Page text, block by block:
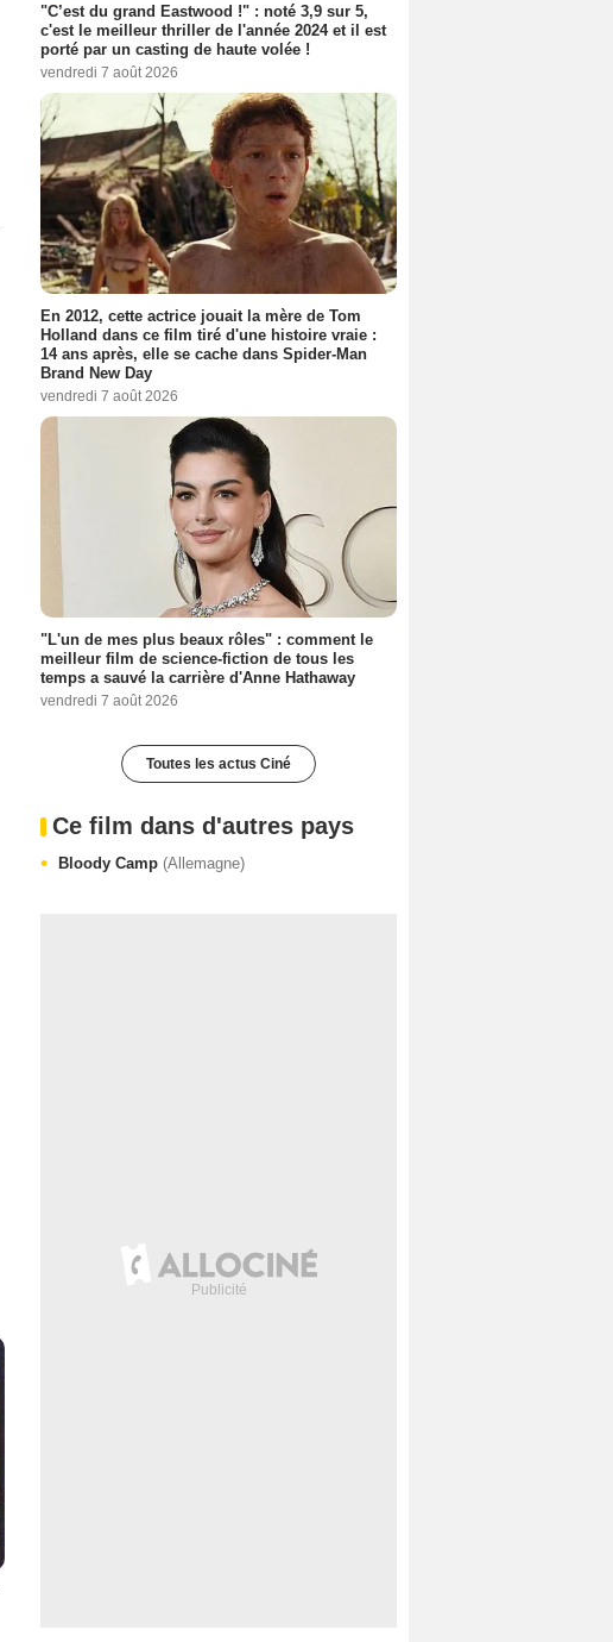
"C’est du grand Eastwood !" : noté 3,9 sur 5,
c'est le meilleur thriller de l'année 2024 et il est
porté par un casting de haute volée !
vendredi 7 août 2026
En 2012, cette actrice jouait la mère de Tom
Holland dans ce film tiré d'une histoire vraie :
14 ans après, elle se cache dans Spider-Man
Brand New Day
vendredi 7 août 2026
"L'un de mes plus beaux rôles" : comment le
meilleur film de science-fiction de tous les
temps a sauvé la carrière d'Anne Hathaway
vendredi 7 août 2026
Toutes les actus Ciné
Ce film dans d'autres pays
Bloody Camp (Allemagne)